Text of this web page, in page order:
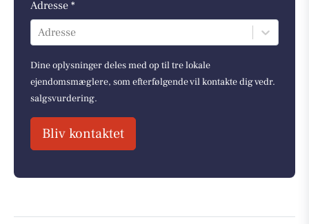
Adresse *
Adresse
Dine oplysninger deles med op til tre lokale
ejendomsmæglere, som efterfølgende vil kontakte dig vedr.
salgsvurdering.
Bliv kontaktet